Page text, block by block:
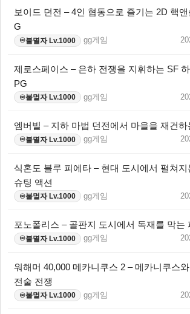
보이드 던전 – 4인 협동으로 즐기는 2D 핵
G
♾️불멸자 Lv.1000 gg게임
제로스페이스 – 은하 전쟁을 지휘하는 SF
PG
♾️불멸자 Lv.1000 gg게임
엠버빌 – 지하 마법 던전에서 마을을 재건
♾️불멸자 Lv.1000 gg게임
식혼도 블루 피에타 – 현대 도시에서 펼쳐
슈팅 액션
♾️불멸자 Lv.1000 gg게임
포노폴리스 – 골판지 도시에서 독재를 막는
♾️불멸자 Lv.1000 gg게임
워해머 40,000 메카니쿠스 2 – 메카니쿠스
전술 전쟁
♾️불멸자 Lv.1000 gg게임